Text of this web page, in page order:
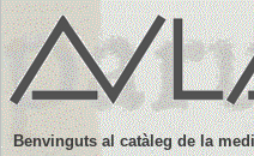
Benvinguts al catàleg de la